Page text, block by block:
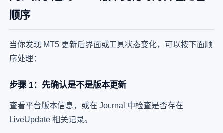
顺序
当你发现 MT5 更新后界面或工具状态变化，可以按下面顺
序处理：
步骤 1：先确认是不是版本更新
查看平台版本信息，或在 Journal 中检查是否存在
LiveUpdate 相关记录。